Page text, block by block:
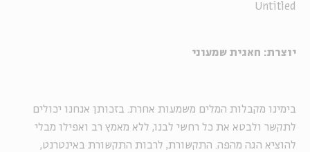
Untitled
יוצרת: חאגית שמעוני
בימינו מקבלות המלים משמעות אחרת. בזכותן אנחנו יכולים
לתקשר ולבטא את כל רחשי לבנו, ללא מאמץ רב ואפילו מבלי
להוציא הגה מהפה. התקשורת, לרבות התקשורת באינטרנט,